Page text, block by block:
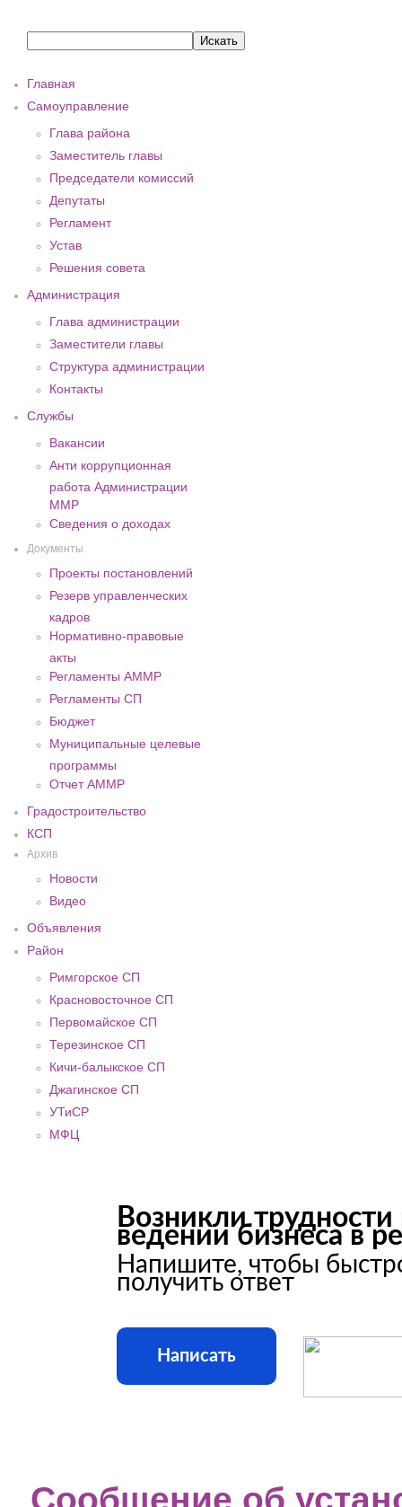
Главная
Самоуправление
Глава района
Заместитель главы
Председатели комиссий
Депутаты
Регламент
Устав
Решения совета
Администрация
Глава администрации
Заместители главы
Структура администрации
Контакты
Службы
Вакансии
Анти коррупционная
работа Администрации
ММР
Сведения о доходах
Документы
Проекты постановлений
Резерв управленческих
кадров
Нормативно-правовые
акты
Регламенты АММР
Регламенты СП
Бюджет
Муниципальные целевые
программы
Отчет АММР
Градостроительство
КСП
Архив
Новости
Видео
Объявления
Район
Римгорское СП
Красновосточное СП
Первомайское СП
Терезинское СП
Кичи-балыкское СП
Джагинское СП
УТиСР
МФЦ
Возникли трудности
ведении бизнеса в
Напишите, чтобы
получить ответ
Написать